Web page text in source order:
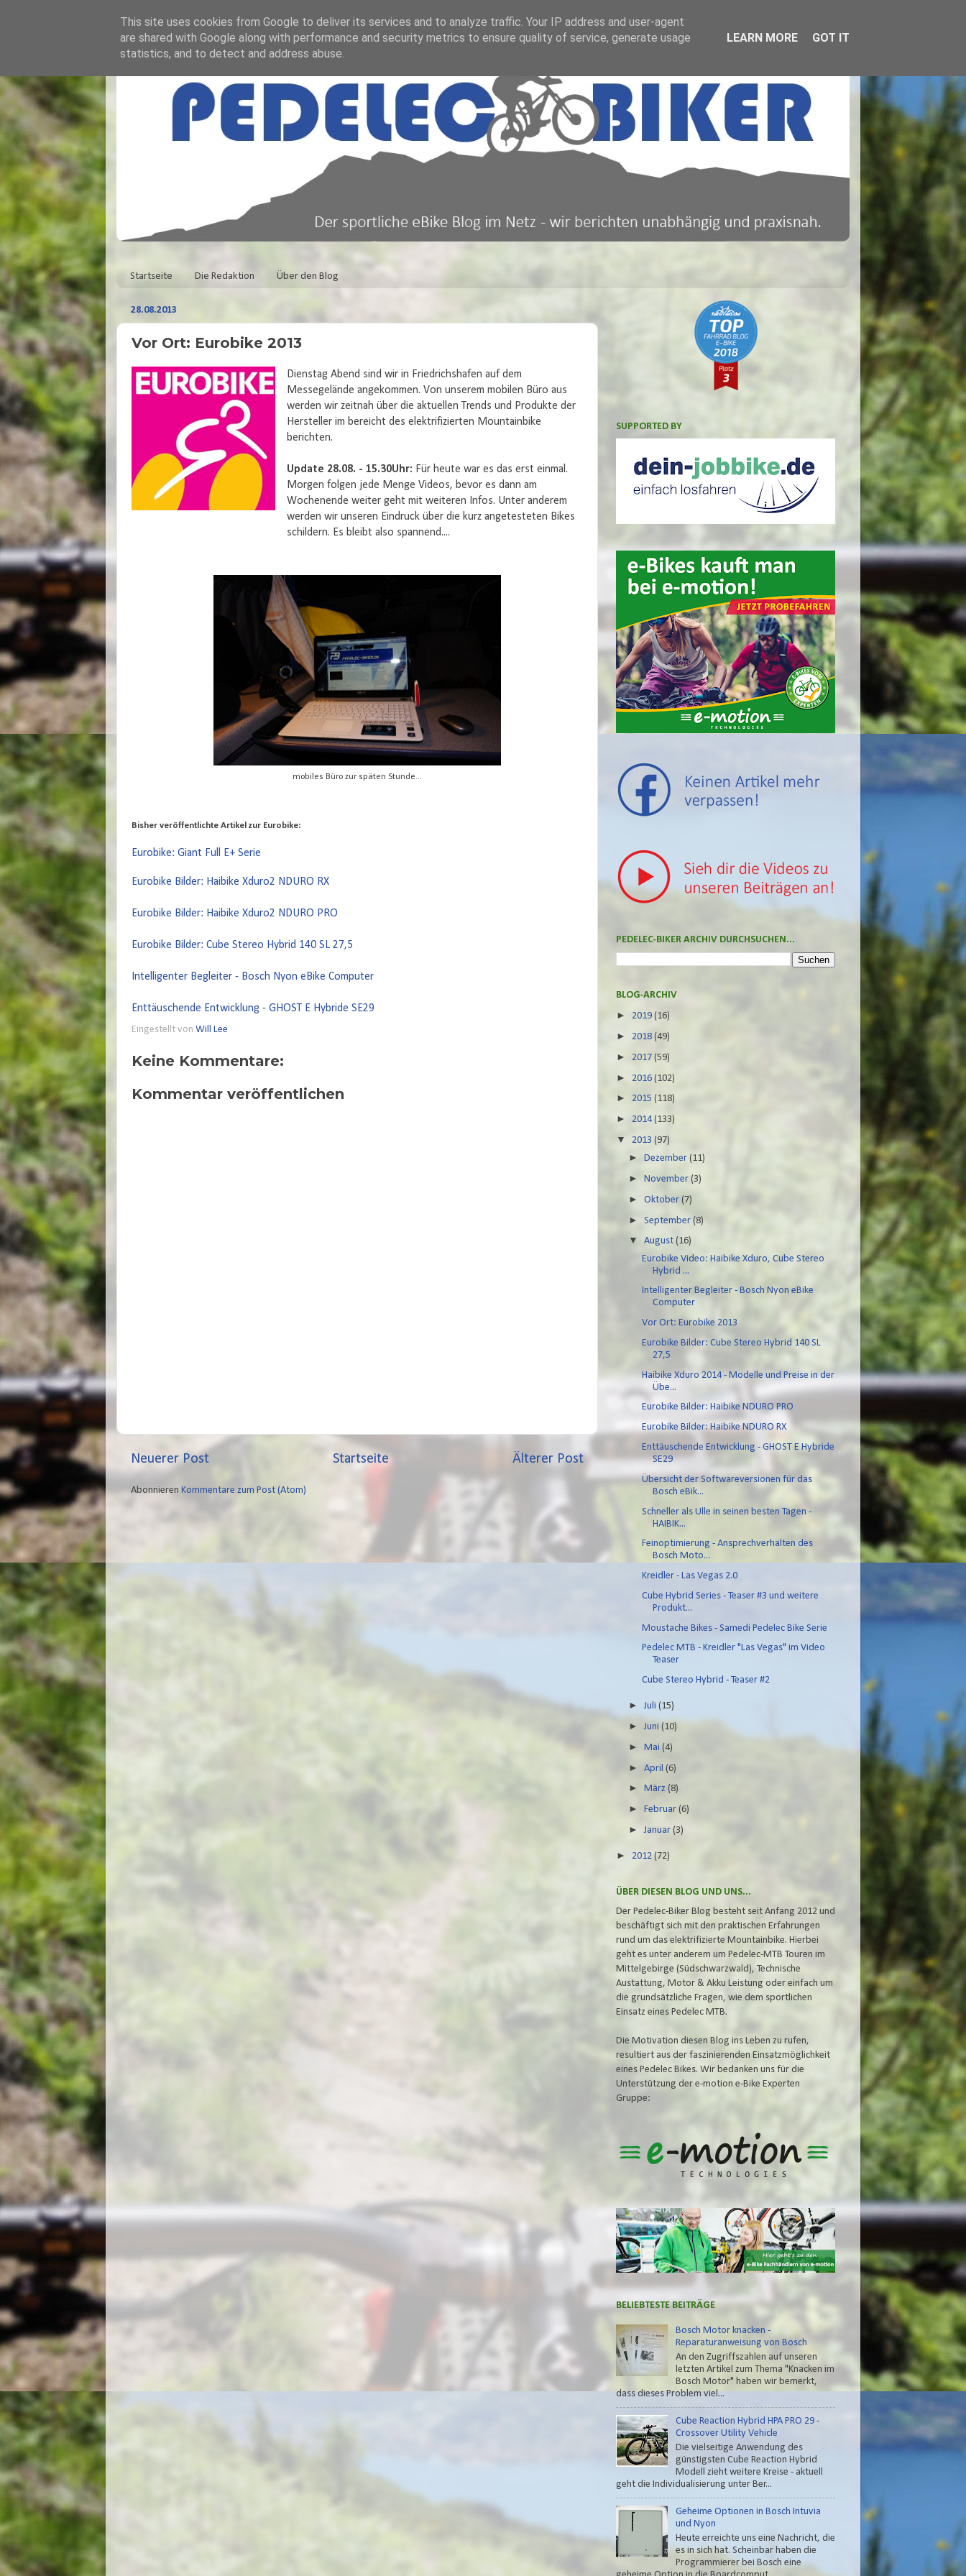
Startseite Die Redaktion Über den Blog
28.08.2013
Vor Ort: Eurobike 2013
Dienstag Abend sind wir in Friedrichshafen auf dem
Messegelände angekommen. Von unserem mobilen Büro aus
werden wir zeitnah über die aktuellen Trends und Produkte der
Hersteller im bereicht des elektrifizierten Mountainbike
berichten.
Update 28.08. - 15.30Uhr: Für heute war es das erst einmal.
Morgen folgen jede Menge Videos, bevor es dann am
Wochenende weiter geht mit weiteren Infos. Unter anderem
werden wir unseren Eindruck über die kurz angetesteten Bikes
schildern. Es bleibt also spannend....
mobiles Büro zur späten Stunde...
Bisher veröffentlichte Artikel zur Eurobike:
Eurobike: Giant Full E+ Serie
Eurobike Bilder: Haibike Xduro2 NDURO RX
Eurobike Bilder: Haibike Xduro2 NDURO PRO
Eurobike Bilder: Cube Stereo Hybrid 140 SL 27,5
Intelligenter Begleiter - Bosch Nyon eBike Computer
Enttäuschende Entwicklung - GHOST E Hybride SE29
Eingestellt von Will Lee
Keine Kommentare:
Kommentar veröffentlichen
Neuerer Post Älterer Post
Startseite
Abonnieren Kommentare zum Post (Atom)
SUPPORTED BY
PEDELEC-BIKER ARCHIV DURCHSUCHEN...
BLOG-ARCHIV
► 2019 (16)
► 2018 (49)
► 2017 (59)
► 2016 (102)
► 2015 (118)
► 2014(133)
▼ 2013 (97)
►Dezember(11)
►November(3)
►Oktober(7)
►September(8)
▼August(16)
Eurobike Video: Haibike Xduro, Cube Stereo
Hybrid ...
Intelligenter Begleiter - Bosch Nyon eBike
Computer
Vor Ort: Eurobike 2013
Eurobike Bilder: Cube Stereo Hybrid 140 SL
27,5
Haibike Xduro 2014 - Modelle und Preise in der
Übe...
Eurobike Bilder: Haibike NDURO PRO
Eurobike Bilder: Haibike NDURO RX
Enttäuschende Entwicklung - GHOST E Hybride
SE29
Übersicht der Softwareversionen für das
Bosch eBik...
Schneller als Ulle in seinen besten Tagen -
HAIBIK...
Feinoptimierung - Ansprechverhalten des
Bosch Moto...
Kreidler - Las Vegas 2.0
Cube Hybrid Series - Teaser #3 und weitere
Produkt...
Moustache Bikes - Samedi Pedelec Bike Serie
Pedelec MTB - Kreidler "Las Vegas" im Video
Teaser
Cube Stereo Hybrid - Teaser #2
►Juli(15)
► Juni(10)
►Mai(4)
►April(6)
►März(8)
►Februar(6)
► Januar(3)
► 2012 (72)
ÜBER DIESEN BLOG UND UNS...
Der Pedelec-Biker Blog besteht seit Anfang 2012 und
beschäftigt sich mit den praktischen Erfahrungen
rund um das elektrifizierte Mountainbike. Hierbei
geht es unter anderem um Pedelec-MTB Touren im
Mittelgebirge (Südschwarzwald), Technische
Austattung, Motor & Akku Leistung oder einfach um
die grundsätzliche Fragen, wie dem sportlichen
Einsatz eines Pedelec MTB.
Die Motivation diesen Blog ins Leben zu rufen,
resultiert aus der faszinierenden Einsatzmöglichkeit
eines Pedelec Bikes. Wir bedanken uns für die
Unterstützung der e-motion e-Bike Experten
Gruppe:
BELIEBTESTE BEITRÄGE
Bosch Motor knacken -
Reparaturanweisung von Bosch
An den Zugriffszahlen auf unseren
letzten Artikel zum Thema "Knacken im
Bosch Motor" haben wir bemerkt,
dass dieses Problem viel...
Cube Reaction Hybrid HPA PRO 29 -
Crossover Utility Vehicle
Die vielseitige Anwendung des
günstigsten Cube Reaction Hybrid
Modell zieht weitere Kreise - aktuell
geht die Individualisierung unter Ber...
Geheime Optionen in Bosch Intuvia
und Nyon
Heute erreichte uns eine Nachricht, die
es in sich hat. Scheinbar haben die
Programmierer bei Bosch eine
This site uses cookies from Google to deliver its services and to analyze traffic. Your IP address and user-agent
are shared with Google along with performance and security metrics to ensure quality of service, generate usage
statistics, and to detect and address abuse.
LEARN MORE GOT IT